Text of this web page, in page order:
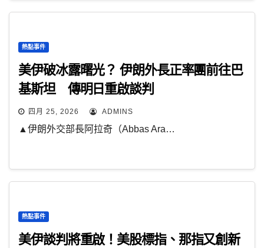
熱點事件
美伊破冰露曙光？ 伊朗外長正率團前往巴
基斯坦 傳明日重啟談判
四月 25, 2026 ADMINS
▲伊朗外交部長阿拉奇（Abbas Ara…
熱點事件
美伊談判將重啟！美股標指、那指又創新